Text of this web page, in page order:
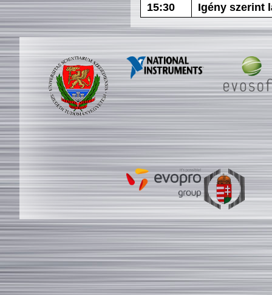
15:30
Igény szerint